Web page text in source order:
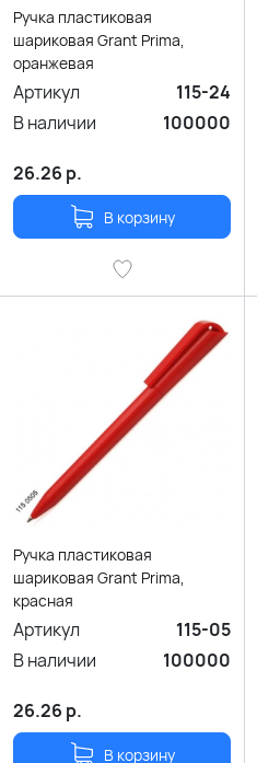
Ручка пластиковая
шариковая Grant Prima,
оранжевая
Артикул
115-24
В наличии
100000
26.26 р.
В корзину
Ручка пластиковая
шариковая Grant Prima,
красная
Артикул
115-05
В наличии
100000
26.26 р.
В корзину